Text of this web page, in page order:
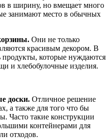
в ширину, но вмещает много
занимают место в обычных
Они не только
красивым декором. В
продукты, которые нуждаются
и хлебобулочные изделия.
доски. Отличное решение
а также для того что бы
Часто такие конструкции
контейнерами для
отходов.